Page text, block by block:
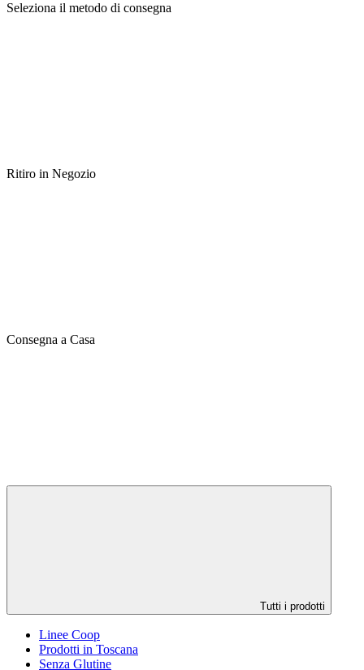
Seleziona il metodo di consegna
Ritiro in Negozio
Consegna a Casa
Tutti i prodotti
Linee Coop
Prodotti in Toscana
Senza Glutine